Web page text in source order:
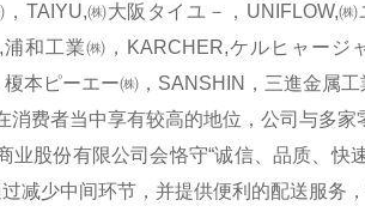
，TAIYU,㈱大阪タイユ－，UNIFLOW,
浦和工業㈱，KARCHER,ケルヒャージ
榎本ピーエー㈱，SANSHIN，三進金属
费者当中享有较高的地位，公司与多家
股份有限公司会恪守“诚信、品质、快
减少中间环节，并提供便利的配送服务